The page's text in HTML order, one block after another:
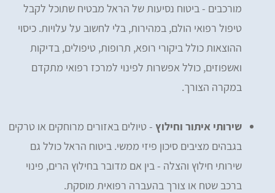
מורכבים - ביטוח נסיעות של הראל מבטיח שתוכל לקבל
טיפול רפואי הולם, במהירות, בלי לחשוב על עלויות. כיסוי
ההוצאות כולל ביקורי רופא, תרופות, טיפולים, בדיקות
ואשפוזים, כולל אפשרות לפינוי למרכז רפואי מתקדם
במקרה הצורך.
שירותי איתור וחילוץ - טיולים באזורים מרוחקים או טרקים
בגבהים מציבים סיכון פיזי ממשי. ביטוח הראל כולל גם
שירותי חילוץ והצלה - בין אם מדובר בחילוץ הרים, פינוי
ברכב שטח או צורך בהעברה רפואית מוסקת.